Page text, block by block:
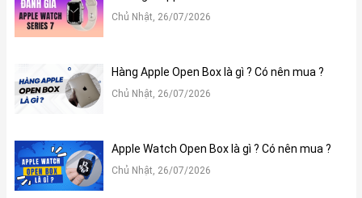
Chủ Nhật, 26/07/2026
Hàng Apple Open Box là gì ? Có nên mua ?
Chủ Nhật, 26/07/2026
Apple Watch Open Box là gì ? Có nên mua ?
Chủ Nhật, 26/07/2026